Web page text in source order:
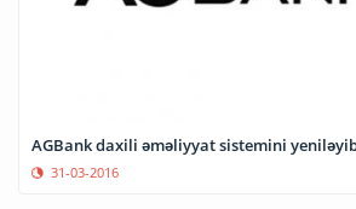
AGBank daxili əməliyyat sistemini
31-03-2016